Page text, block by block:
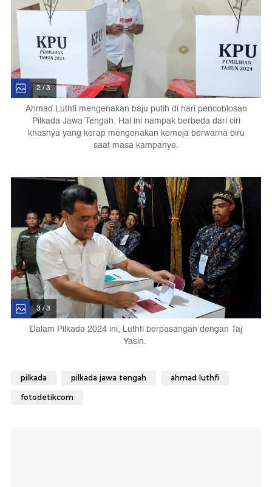
2 / 3
Ahmad Luthfi mengenakan baju putih di hari pencoblosan
Pilkada Jawa Tengah. Hal ini nampak berbeda dari ciri
khasnya yang kerap mengenakan kemeja berwarna biru
saat masa kampanye.
3 / 3
Dalam Pilkada 2024 ini, Luthfi berpasangan dengan Taj
Yasin.
pilkada pilkada jawa tengah ahmad luthfi
fotodetikcom